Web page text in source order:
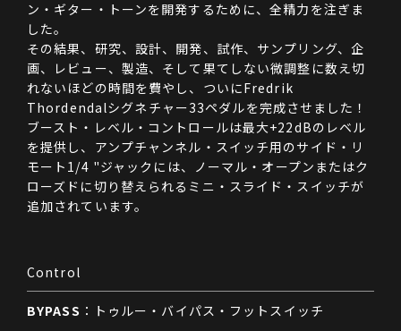
ン・ギター・トーンを開発するために、全精力を注ぎま
した。
その結果、研究、設計、開発、試作、サンプリング、企
画、レビュー、製造、そして果てしない微調整に数え切
れないほどの時間を費やし、ついにFredrik
Thordendalシグネチャー33ペダルを完成させました！
ブースト・レベル・コントロールは最大+22dBのレベル
を提供し、アンプチャンネル・スイッチ用のサイド・リ
モート1/4 "ジャックには、ノーマル・オープンまたはク
ローズドに切り替えられるミニ・スライド・スイッチが
追加されています。
Control
BYPASS ：トゥルー・バイパス・フットスイッチ